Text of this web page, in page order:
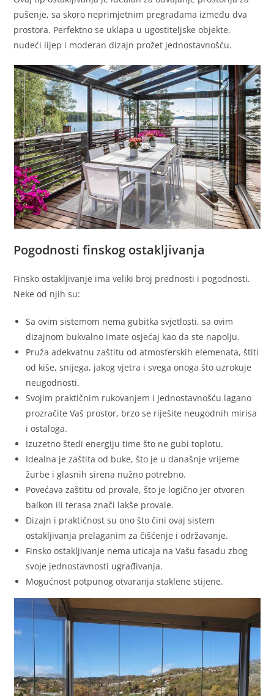
pušenje, sa skoro neprimjetnim pregradama između dva
prostora. Perfektno se uklapa u ugostiteljske objekte,
nudeći lijep i moderan dizajn prožet jednostavnošću.
Pogodnosti finskog ostakljivanja
Finsko ostakljivanje ima veliki broj prednosti i pogodnosti.
Neke od njih su:
Sa ovim sistemom nema gubitka svjetlosti, sa ovim
dizajnom bukvalno imate osjećaj kao da ste napolju.
Pruža adekvatnu zaštitu od atmosferskih elemenata, štiti
od kiše, snijega, jakog vjetra i svega onoga što uzrokuje
neugodnosti.
Svojim praktičnim rukovanjem i jednostavnošću lagano
prozračite Vaš prostor, brzo se riješite neugodnih mirisa
i ostaloga.
Izuzetno štedi energiju time što ne gubi toplotu.
Idealna je zaštita od buke, što je u današnje vrijeme
žurbe i glasnih sirena nužno potrebno.
Povećava zaštitu od provale, što je logično jer otvoren
balkon ili terasa znači lakše provale.
Dizajn i praktičnost su ono što čini ovaj sistem
ostakljivanja prelaganim za čišćenje i održavanje.
Finsko ostakljivanje nema uticaja na Vašu fasadu zbog
svoje jednostavnosti ugrađivanja.
Mogućnost potpunog otvaranja staklene stijene.